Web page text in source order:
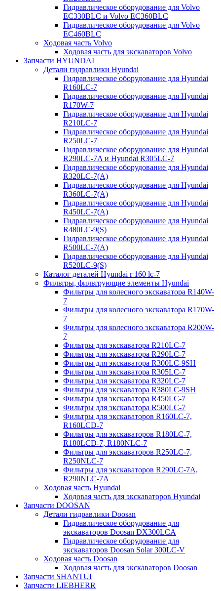
Гидравлическое оборудование для Volvo
EC330BLC и Volvo EC360BLC
Гидравлическое оборудование для Volvo
EC460BLC
Ходовая часть Volvo
Ходовая часть для экскаваторов Volvo
Запчасти HYUNDAI
Детали гидравлики Hyundai
Гидравлическое оборудование для Hyundai
R160LC-7
Гидравлическое оборудование для Hyundai
R170W-7
Гидравлическое оборудование для Hyundai
R210LC-7
Гидравлическое оборудование для Hyundai
R250LC-7
Гидравлическое оборудование для Hyundai
R290LC-7A и Hyundai R305LC-7
Гидравлическое оборудование для Hyundai
R320LC-7(A)
Гидравлическое оборудование для Hyundai
R360LC-7(A)
Гидравлическое оборудование для Hyundai
R450LC-7(A)
Гидравлическое оборудование для Hyundai
R480LC-9(S)
Гидравлическое оборудование для Hyundai
R500LC-7(A)
Гидравлическое оборудование для Hyundai
R520LC-9(S)
Каталог деталей Hyundai r 160 lc-7
Фильтры, фильтрующие элементы Hyundai
Фильтры для колесного экскаватора R140W-
7
Фильтры для колесного экскаватора R170W-
7
Фильтры для колесного экскаватора R200W-
7
Фильтры для экскаватора R210LC-7
Фильтры для экскаватора R290LC-7
Фильтры для экскаватора R300LC-9SH
Фильтры для экскаватора R305LC-7
Фильтры для экскаватора R320LC-7
Фильтры для экскаватора R380LC-9SH
Фильтры для экскаватора R450LC-7
Фильтры для экскаватора R500LC-7
Фильтры для экскаваторов R160LC-7,
R160LCD-7
Фильтры для экскаваторов R180LC-7,
R180LCD-7, R180NLC-7
Фильтры для экскаваторов R250LC-7,
R250NLC-7
Фильтры для экскаваторов R290LC-7A,
R290NLC-7A
Ходовая часть Hyundai
Ходовая часть для экскаваторов Hyundai
Запчасти DOOSAN
Детали гидравлики Doosan
Гидравлическое оборудование для
экскаваторов Doosan DX300LCA
Гидравлическое оборудование для
экскаваторов Doosan Solar 300LC-V
Ходовая часть Doosan
Ходовая часть для экскаваторов Doosan
Запчасти SHANTUI
Запчасти LIEBHERR